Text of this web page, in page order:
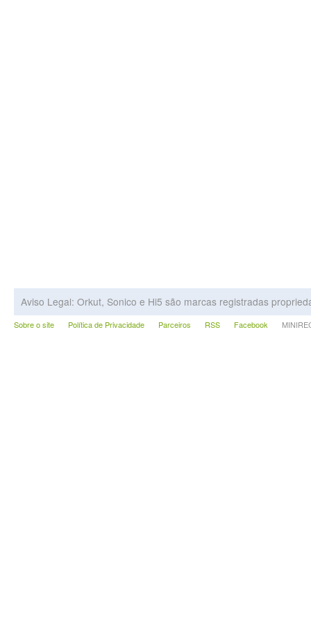
Aviso Legal: Orkut, Sonico e Hi5 são marcas registradas
Sobre o site Política de Privacidade Parceiros RSS Facebook